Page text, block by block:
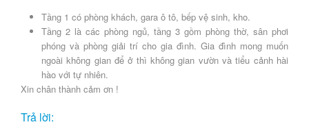
Tầng 1 có phòng khách, gara ô tô, bếp vệ sinh, kho.
Tầng 2 là các phòng ngủ, tầng 3 gồm phòng thờ, sân phơi
phóng và phòng giải trí cho gia đình. Gia đình mong muốn
ngoài không gian để ở thì không gian vườn và tiểu cảnh hài
hào với tự nhiên.
Xin chân thành cảm ơn !
Trả lời: